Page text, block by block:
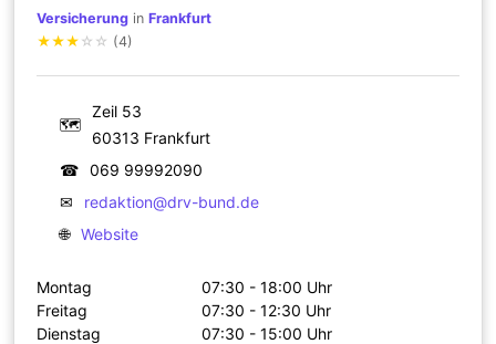
Versicherung inFrankfurt
★★★ ☆ ☆ (4)
🗺
Zeil 53
60313 Frankfurt
☎
069 99992090
✉
redaktion@drv-bund.de
🌐 Website
Montag
07:30 - 18:00 Uhr
Freitag
07:30 - 12:30 Uhr
Dienstag
07:30 - 15:00 Uhr